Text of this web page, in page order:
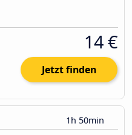
14 €
Jetzt finden
1h 50min